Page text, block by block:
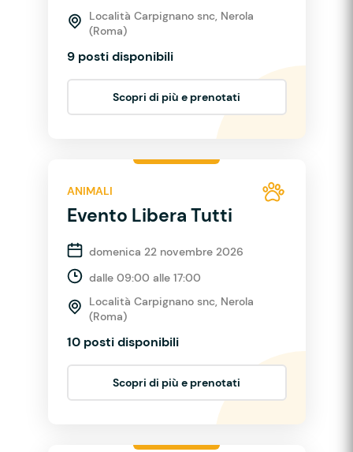
Località Carpignano snc, Nerola
(Roma)
9 posti disponibili
Scopri di più e prenotati
ANIMALI
Evento Libera Tutti
domenica 22 novembre 2026
dalle 09:00 alle 17:00
Località Carpignano snc, Nerola
(Roma)
10 posti disponibili
Scopri di più e prenotati